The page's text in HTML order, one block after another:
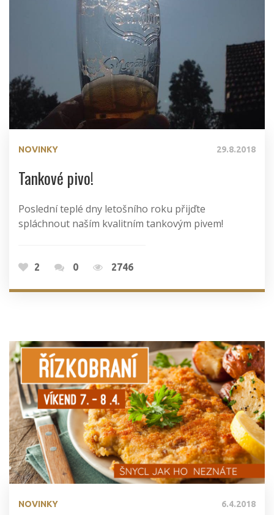
NOVINKY 29.8.2018
Tankové pivo!
Poslední teplé dny letošního roku přijďte
spláchnout naším kvalitním tankovým pivem!
2 0 2746
NOVINKY 6.4.2018